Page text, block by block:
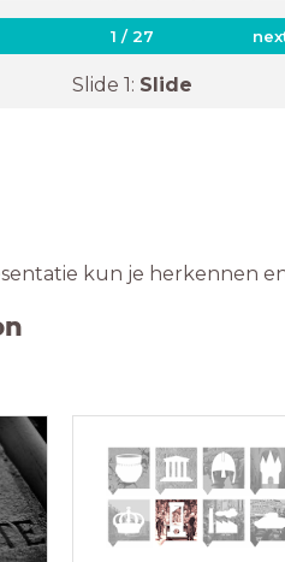
1 /27
Slide 1: Slide
kun je herkennen